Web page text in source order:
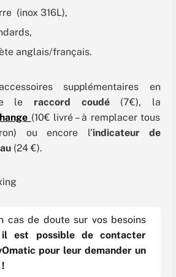
(inox 316L),
anglais/français.
supplémentaires en
le raccord coudé (7€), la
(10€ livré – à remplacer tous
ou encore l’indicateur de
(24 €).
cas de doute sur vos besoins
il est possible de contacter
pour leur demander un